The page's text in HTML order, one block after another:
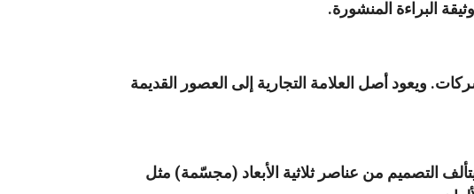
البراءة المنشورة.
ويعود أصل العلامة التجارية إلى العصور القديمة
التصميم من عناصر ثلاثية الأبعاد (مجسّمة) مثل